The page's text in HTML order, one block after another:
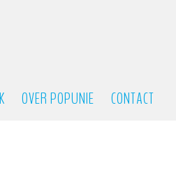
OVER POPUNIE CONTACT